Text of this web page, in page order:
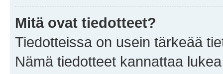
Mitä ovat tiedotteet?
Tiedotteissa on usein tärkeää
Nämä tiedotteet kannattaa